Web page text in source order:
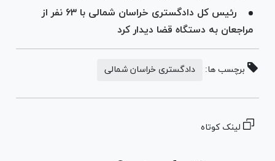
رئیس کل دادگستری خراسان شمالی با ۶۳ نفر از
مراجعان به دستگاه قضا دیدار کرد
برچسب ها: دادگستری خراسان شمالی
لینک کوتاه